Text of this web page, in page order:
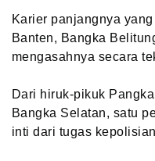
Karier panjangnya
Banten, Bangka
mengasahnya secara
Dari hiruk-pikuk
Bangka Selatan, satu
inti dari tugas